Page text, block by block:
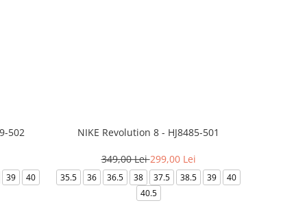
502
39
40
NIKE Revolution 8 - HJ8485-501
349,00 Lei299,00 Lei
35.5 36 36.5 38 37.5 38.5 39
40
40.5